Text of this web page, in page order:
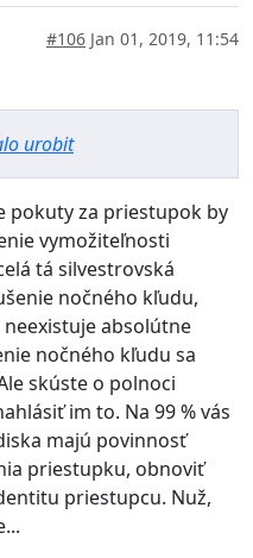
#106 Jan 01, 2019, 11:54
urobit
pokuty za priestupok by
vymožiteľnosti
tá silvestrovská
nočného kľudu,
absolútne
nočného kľudu sa
skúste o polnoci
im to. Na 99 % vás
majú povinnosť
priestupku, obnoviť
priestupcu. Nuž,